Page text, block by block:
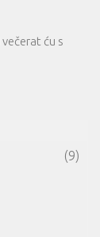
ću s
(9)